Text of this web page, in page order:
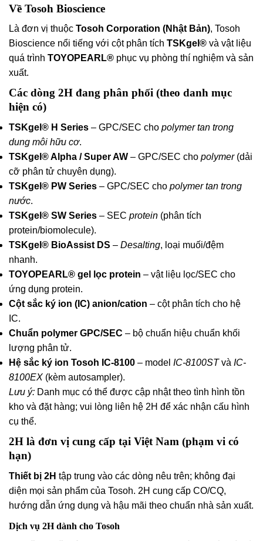
Về Tosoh Bioscience
Là đơn vị thuộc Tosoh Corporation (Nhật Bản), Tosoh
Bioscience nổi tiếng với cột phân tích TSKgel® và vật liệu
quá trình TOYOPEARL® phục vụ phòng thí nghiệm và sản
xuất.
Các dòng 2H đang phân phối (theo danh mục
hiện có)
TSKgel® H Series – GPC/SEC cho polymer tan trong
dung môi hữu cơ.
TSKgel® Alpha / Super AW – GPC/SEC cho polymer(dải
cỡ phân tử chuyên dụng).
TSKgel® PW Series – GPC/SEC cho polymer tan trong
nước.
TSKgel® SW Series – SEC protein (phân tích
protein/biomolecule).
TSKgel® BioAssist DS – Desalting, loại muối/đệm
nhanh.
TOYOPEARL® gel lọc protein – vật liệu lọc/SEC cho
ứng dụng protein.
Cột sắc ký ion (IC) anion/cation – cột phân tích cho hệ
IC.
Chuẩn polymer GPC/SEC – bộ chuẩn hiệu chuẩn khối
lượng phân tử.
Hệ sắc ký ion Tosoh IC-8100 – model IC-8100STvà IC-
8100EX (kèm autosampler).
Lưu ý: Danh mục có thể được cập nhật theo tình hình tồn
kho và đặt hàng; vui lòng liên hệ 2H để xác nhận cấu hình
cụ thể.
2H là đơn vị cung cấp tại Việt Nam (phạm vi có
hạn)
Thiết bị 2H tập trung vào các dòng nêu trên; không đại
diện mọi sản phẩm của Tosoh. 2H cung cấp CO/CQ,
hướng dẫn ứng dụng và hậu mãi theo chuẩn nhà sản xuất.
Dịch vụ 2H dành cho Tosoh